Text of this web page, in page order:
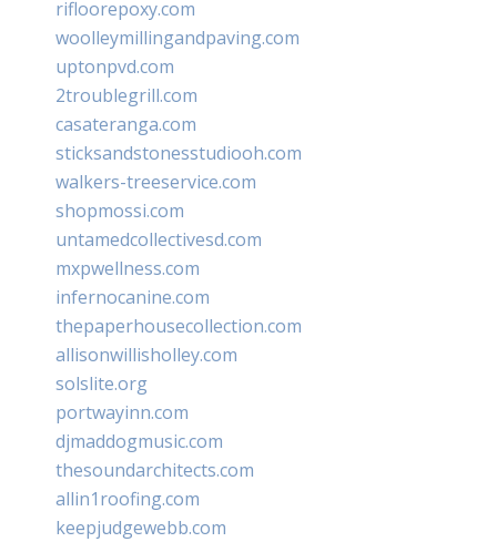
rifloorepoxy.com
woolleymillingandpaving.com
uptonpvd.com
2troublegrill.com
casateranga.com
sticksandstonesstudiooh.com
walkers-treeservice.com
shopmossi.com
untamedcollectivesd.com
mxpwellness.com
infernocanine.com
thepaperhousecollection.com
allisonwillisholley.com
solslite.org
portwayinn.com
djmaddogmusic.com
thesoundarchitects.com
allin1roofing.com
keepjudgewebb.com